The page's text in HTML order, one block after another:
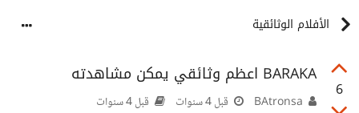
الأفلام الوثائقية
6
BARAKA اعظم وثائقي يمكن مشاهدته
قبل 4 سنوات قبل 4 سنوات